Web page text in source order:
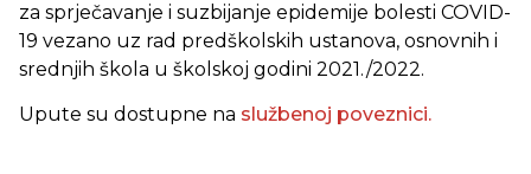
za sprječavanje i suzbijanje epidemije bolesti COVID-
19 vezano uz rad predškolskih ustanova, osnovnih i
srednjih škola u školskoj godini 2021./2022.
Upute su dostupne na službenoj poveznici.